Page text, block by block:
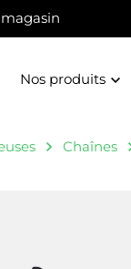
Nos produits
Chaînes